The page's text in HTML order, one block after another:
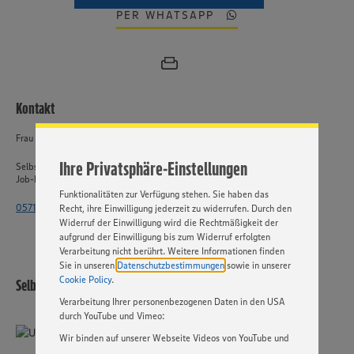
Ihre Privatsphäre-Einstellungen
ein bestmögliches Nutzungserlebnis unserer Website zu
Cookies und anderer Technologien ist freiwillig und kann
„EINSTELLUNGEN ÄNDERN”. Bitte beachten Sie, dass auf
Basis Ihrer Einstellungen ggf. nicht mehr alle
Funktionalitäten zur Verfügung stehen. Sie haben das
Recht, ihre Einwilligung jederzeit zu widerrufen. Durch den
Widerruf der Einwilligung wird die Rechtmäßigkeit der
aufgrund der Einwilligung bis zum Widerruf erfolgten
Verarbeitung nicht berührt. Weitere Informationen finden
Sie in unseren Datenschutzbestimmungen sowie in unserer
Cookie Policy.
Verarbeitung Ihrer personenbezogenen Daten in den USA
durch YouTube und Vimeo:
Wir binden auf unserer Webseite Videos von YouTube und
PER WHATSAPP
Kontakt
Frau Knoop
Selbstständiger Einzelhandel
Job-ID: 62776
0571 - 802 2141
Selbstständiger Einzelhandel